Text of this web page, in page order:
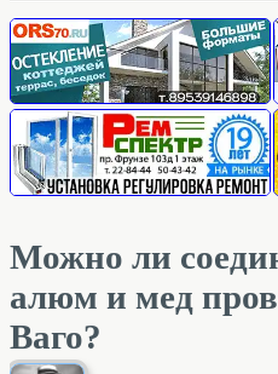
Можно ли
алюм и мед
Ваго?